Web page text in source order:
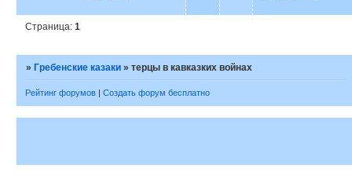
Страница:1
» Гребенские казаки »терцы в кавказких войнах
Рейтинг форумов | Создать форум бесплатно